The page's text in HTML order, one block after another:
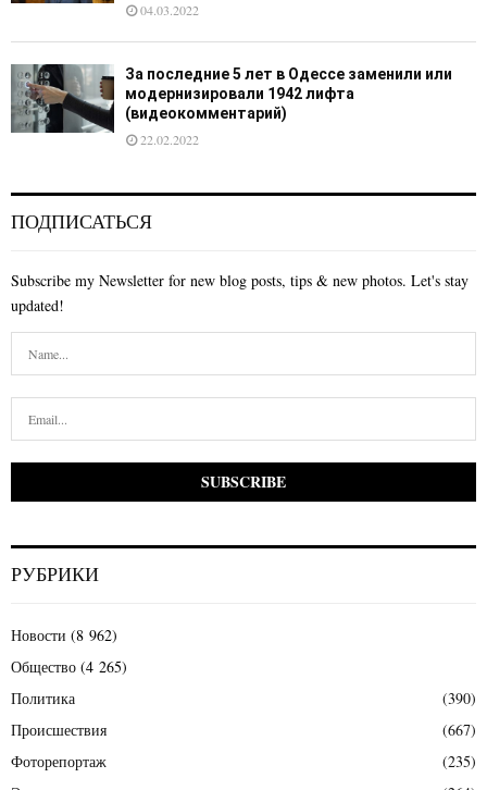
04.03.2022
За последние 5 лет в Одессе заменили или
модернизировали 1942 лифта
(видеокомментарий)
22.02.2022
ПОДПИСАТЬСЯ
Subscribe my Newsletter for new blog posts, tips & new photos. Let's stay
updated!
РУБРИКИ
Новости (8 962)
Общество (4 265)
Политика
(390)
Происшествия
(667)
Фоторепортаж
(235)